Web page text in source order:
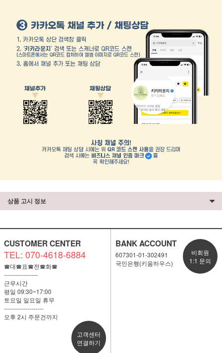
상품 고시 정보
CUSTOMER CENTER
TEL: 070-4618-6884
☎대☎표☎전☎화☎
-----------------
근무시간
평일 09:30~17:00
토요일 일요일 휴무
--------------------
오후 2시 주문건까지
고객센터
연결하기
BANK ACCOUNT
607301-01-302491
국민은행(키움하우스)
비회원
1:1 문의